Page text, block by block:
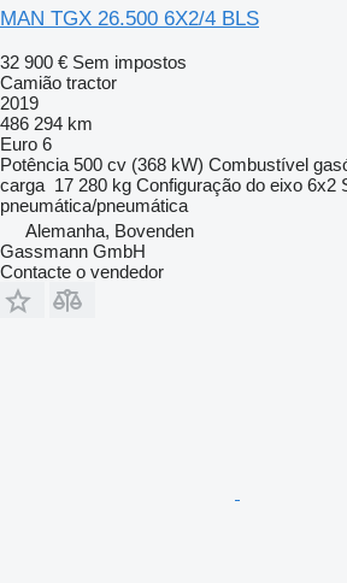
MAN TGX 26.500 6X2/4 BLS
32 900 € Sem impostos
Camião tractor
2019
486 294 km
Euro 6
Potência 500 cv (368 kW) Combustível
carga 17 280 kg Configuração do eixo 6x2
pneumática/pneumática
Alemanha, Bovenden
Gassmann GmbH
Contacte o vendedor